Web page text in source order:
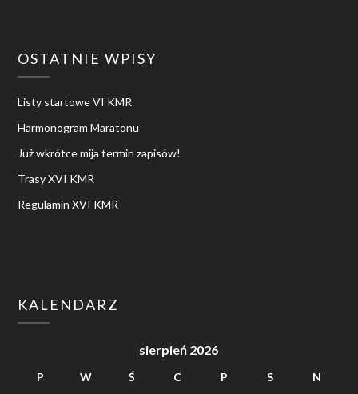
OSTATNIE WPISY
Listy startowe VI KMR
Harmonogram Maratonu
Już wkrótce mija termin zapisów!
Trasy XVI KMR
Regulamin XVI KMR
KALENDARZ
sierpień 2026
P W Ś C P S
N